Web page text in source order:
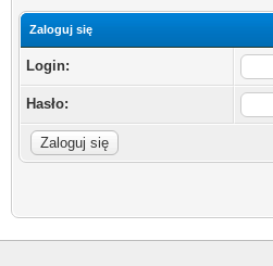
Zaloguj się
Login:
Hasło: